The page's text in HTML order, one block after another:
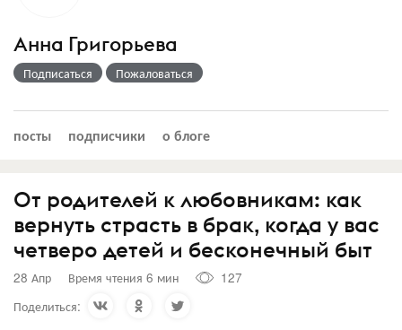
Анна Григорьева
Подписаться Пожаловаться
посты подписчики о блоге
От родителей к любовникам: как
вернуть страсть в брак, когда у вас
четверо детей и бесконечный быт
28 Апр Время чтения 6 мин
127
Поделиться: